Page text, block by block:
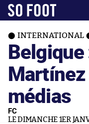
INTERNATIONAL
médias
FC
LE DIMANCHE 1ER